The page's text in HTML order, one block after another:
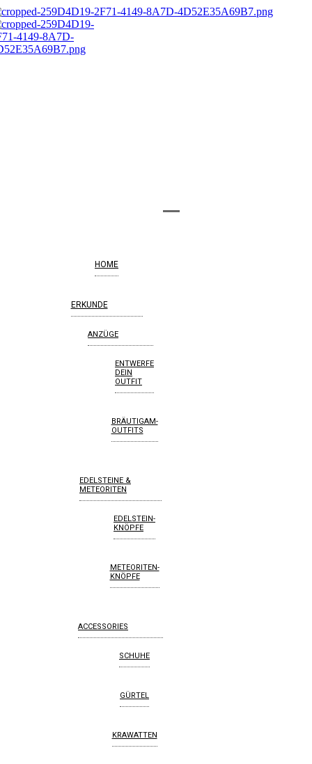
HOME
ERKUNDE
ANZÜGE
ENTWERFE
DEIN
OUTFIT
BRÄUTIGAM-
OUTFITS
EDELSTEINE &
METEORITEN
EDELSTEIN-
KNÖPFE
METEORITEN-
KNÖPFE
ACCESSORIES
SCHUHE
GÜRTEL
KRAWATTEN